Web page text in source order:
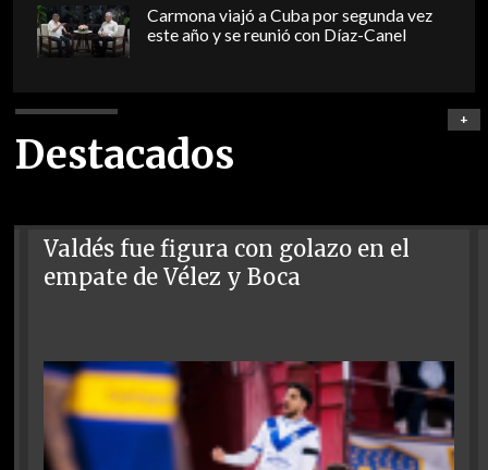
Carmona viajó a Cuba por segunda vez
este año y se reunió con Díaz-Canel
Destacados
+
Valdés fue figura con golazo en el
empate de Vélez y Boca